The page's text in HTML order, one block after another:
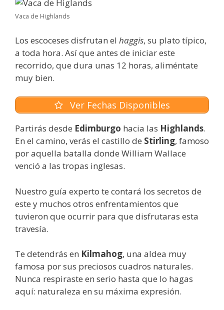
Vaca de Highlands
Los escoceses disfrutan el haggis, su plato típico,
a toda hora. Así que antes de iniciar este
recorrido, que dura unas 12 horas, aliméntate
muy bien.
Ver Fechas Disponibles
Partirás desde Edimburgo hacia las Highlands.
En el camino, verás el castillo de Stirling, famoso
por aquella batalla donde William Wallace
venció a las tropas inglesas.
Nuestro guía experto te contará los secretos de
este y muchos otros enfrentamientos que
tuvieron que ocurrir para que disfrutaras esta
travesía.
Te detendrás en Kilmahog, una aldea muy
famosa por sus preciosos cuadros naturales.
Nunca respiraste en serio hasta que lo hagas
aquí: naturaleza en su máxima expresión.